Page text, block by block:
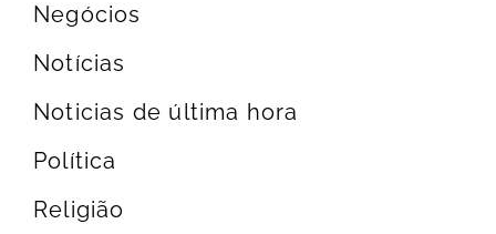
Negócios
Notícias
Noticias de última hora
Política
Religião